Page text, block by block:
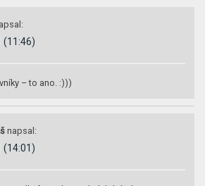
(11:46)
– to ano. :)))
napsal:
(14:01)